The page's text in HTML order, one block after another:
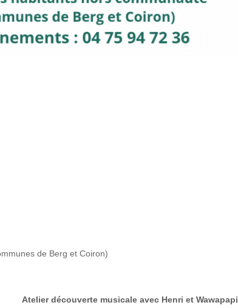
de Berg et Coiron)
Atelier découverte musicale avec Henri et Wawapapi